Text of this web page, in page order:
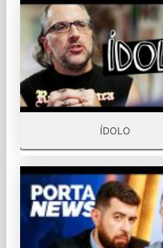
ÍDOLO